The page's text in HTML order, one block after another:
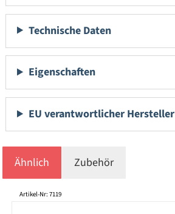
Technische Daten
Eigenschaften
EU verantwortlicher Hersteller
Ähnlich Zubehör
Produktgalerie überspringen
Artikel-Nr: 7119